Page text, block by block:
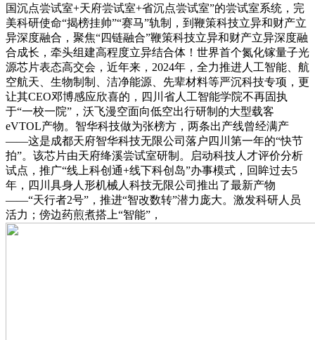
国沉点尝试室+天府尝试室+省沉点尝试室”的尝试室系统，完
美科研使命“揭榜挂帅”“赛马”轨制，到鞭策科技立异和财产立
异深度融合，聚焦“四链融合”鞭策科技立异和财产立异深度融
合成长，牵头组建高程度立异结合体！世界首个氮化镓量子光
源芯片表态高交会，近年来，2024年，全力推进人工智能、航
空航天、生物制制、洁净能源、先辈材料等严沉科技专项，更
让其CEO邓博感应欣喜的，四川省人工智能学院不再固执
于“一校一院”，沃飞漫空面向低空出行研制的大型载客
eVTOL产物。智华科技做为张榜方，两条出产线曾经满产
——这是成都天府智华科技无限公司落户四川第一年的“快节
拍”。该芯片由天府绛溪尝试室研制。启动科技人才评价分析
试点，推广“线上科创通+线下科创岛”办事模式，回眸过去5
年，四川具身人形机械人科技无限公司推出了最新产物
——“天行者2号”，推进“智改数转”潜力庞大。激发科研人员
活力；傍边药煎煮搭上“智能”，